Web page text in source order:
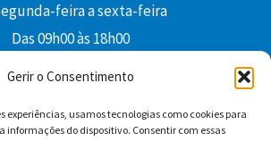
Gerir o Consentimento
experiências, usamos tecnologias como cookies para
informações do dispositivo. Consentir com essas
feira a sexta-feira
Das 09h00 às 18h00
YouTube Instagram Whatsapp